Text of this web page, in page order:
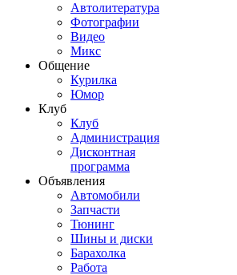
Автолитература
Фотографии
Видео
Микс
Общение
Курилка
Юмор
Клуб
Клуб
Администрация
Дисконтная
программа
Объявления
Автомобили
Запчасти
Тюнинг
Шины и диски
Барахолка
Работа